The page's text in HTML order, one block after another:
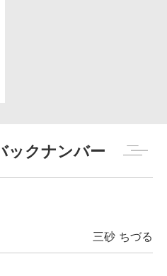
ックナンバー
三砂 ちづる